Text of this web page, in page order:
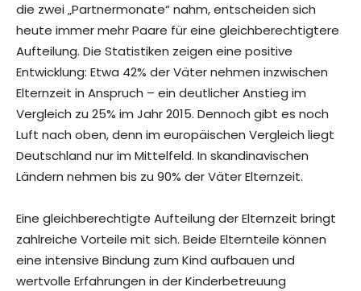
die zwei „Partnermonate“ nahm, entscheiden sich
heute immer mehr Paare für eine gleichberechtigtere
Aufteilung. Die Statistiken zeigen eine positive
Entwicklung: Etwa 42% der Väter nehmen inzwischen
Elternzeit in Anspruch – ein deutlicher Anstieg im
Vergleich zu 25% im Jahr 2015. Dennoch gibt es noch
Luft nach oben, denn im europäischen Vergleich liegt
Deutschland nur im Mittelfeld. In skandinavischen
Ländern nehmen bis zu 90% der Väter Elternzeit.
Eine gleichberechtigte Aufteilung der Elternzeit bringt
zahlreiche Vorteile mit sich. Beide Elternteile können
eine intensive Bindung zum Kind aufbauen und
wertvolle Erfahrungen in der Kinderbetreuung